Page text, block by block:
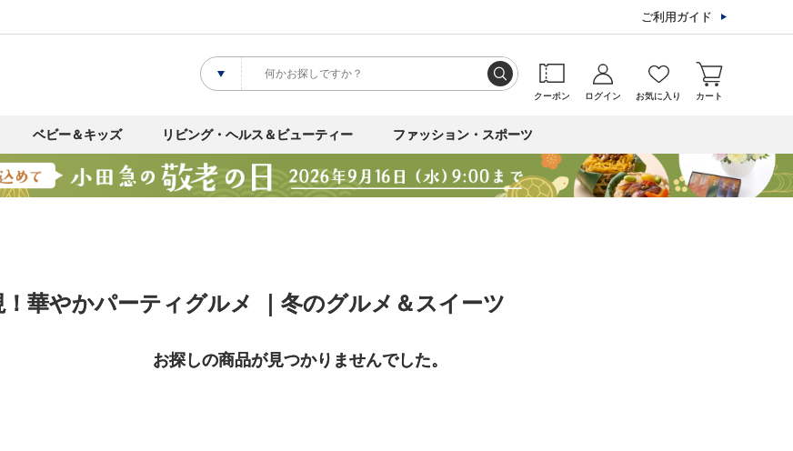
ご利用ガイド
クーポン ログイン お気に入り カート
ベビー＆キッズ リビング・ヘルス＆ビューティー ファッション・スポーツ
！華やかパーティグルメ ｜冬のグルメ＆スイーツ
お探しの商品が見つかりませんでした。